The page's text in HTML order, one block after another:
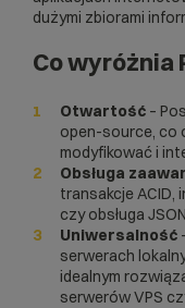
dużymi zbiorami
Co wyróżnia
Otwartość –
open-source, co
modyfikować i
Obsługa
transakcje ACID,
czy obsługa
Uniwersalność
serwerach
idealnym
serwerów VPS